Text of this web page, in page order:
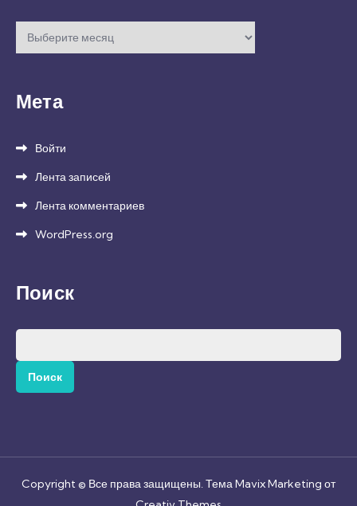
Архивы
Мета
Войти
Лента записей
Лента комментариев
WordPress.org
Поиск
Copyright © Все права защищены. Тема Mavix Marketing от